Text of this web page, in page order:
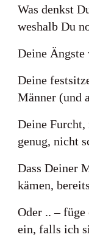
Was denkst
weshalb Du
Deine Ängste
Deine
Männer (und
Deine
genug, nicht
Dass Deiner
kämen,
Oder .. – füge
ein, falls ich